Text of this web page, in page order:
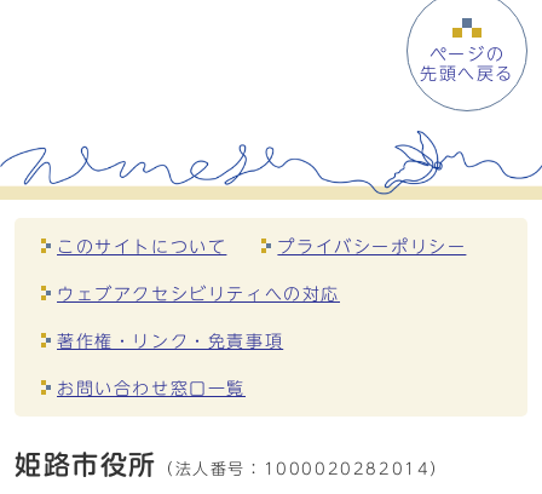
ページの
先頭へ戻る
このサイトについて プライバシーポリシー
ウェブアクセシビリティへの対応
著作権・リンク・免責事項
お問い合わせ窓口一覧
姫路市役所 （法人番号： 1000020282014）